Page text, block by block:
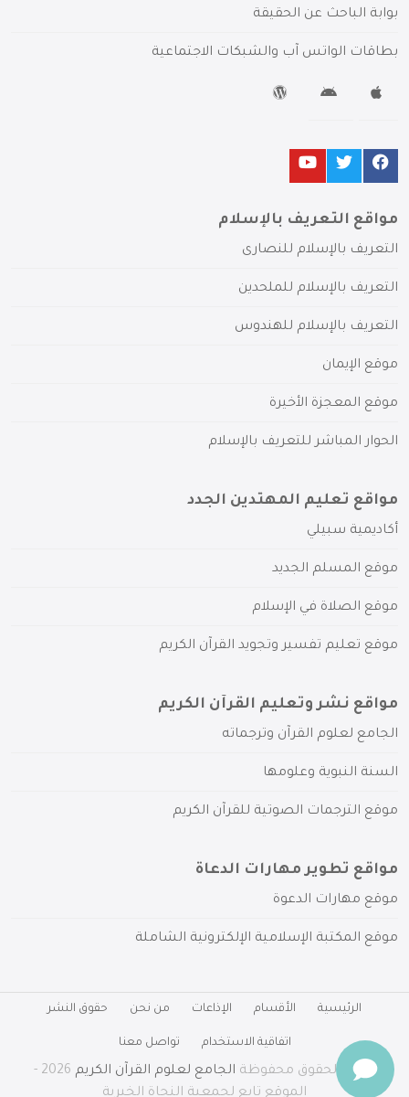
بوابة الباحث عن الحقيقة
بطاقات الواتس آب والشبكات الاجتماعية
مواقع التعريف بالإسلام
التعريف بالإسلام للنصارى
التعريف بالإسلام للملحدين
التعريف بالإسلام للهندوس
موقع الإيمان
موقع المعجزة الأخيرة
الحوار المباشر للتعريف بالإسلام
مواقع تعليم المهتدين الجدد
أكاديمية سبيلي
موقع المسلم الجديد
موقع الصلاة في الإسلام
موقع تعليم تفسير وتجويد القرآن الكريم
مواقع نشر وتعليم القرآن الكريم
الجامع لعلوم القرآن وترجماته
السنة النبوية وعلومها
موقع الترجمات الصوتية للقرآن الكريم
مواقع تطوير مهارات الدعاة
موقع مهارات الدعوة
موقع المكتبة الإسلامية الإلكترونية الشاملة
الرئيسية الأقسام الإذاعات من نحن حقوق النشر
اتفاقية الاستخدام تواصل معنا
جميع الحقوق محفوظة الجامع لعلوم القرآن الكريم
2026 -
الموقع تابع لجمعية النجاة الخيرية